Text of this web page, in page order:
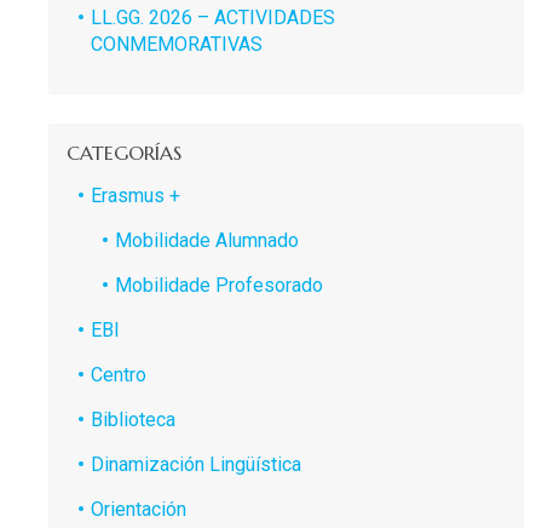
LL.GG. 2026 – ACTIVIDADES
CONMEMORATIVAS
CATEGORÍAS
Erasmus +
Mobilidade Alumnado
Mobilidade Profesorado
EBI
Centro
Biblioteca
Dinamización Lingüística
Orientación